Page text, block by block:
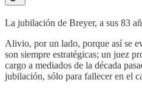
La jubilación de Breyer, a sus 83
Alivio, por un lado, porque así se
son siempre estratégicas; un juez
cargo a mediados de la década
jubilación, sólo para fallecer en el